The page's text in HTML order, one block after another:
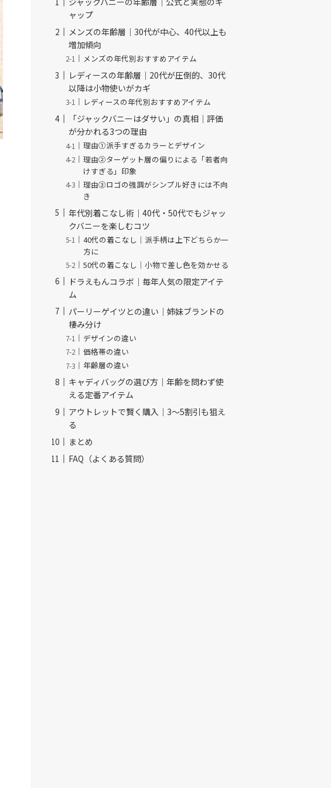
ャップ
メンズの年齢層｜30代が中心、40代以上も
増加傾向
メンズの年代別おすすめアイテム
レディースの年齢層｜20代が圧倒的、30代
以降は小物使いがカギ
レディースの年代別おすすめアイテム
「ジャックバニーはダサい」の真相｜評価
が分かれる3つの理由
理由①派手すぎるカラーとデザイン
理由②ターゲット層の偏りによる「若者向
けすぎる」印象
理由③ロゴの強調がシンプル好きには不向
き
年代別着こなし術｜40代・50代でもジャッ
クバニーを楽しむコツ
40代の着こなし｜派手柄は上下どちらか一
方に
50代の着こなし｜小物で差し色を効かせる
ドラえもんコラボ｜毎年人気の限定アイテ
ム
パーリーゲイツとの違い｜姉妹ブランドの
棲み分け
デザインの違い
価格帯の違い
年齢層の違い
キャディバッグの選び方｜年齢を問わず使
える定番アイテム
アウトレットで賢く購入｜3〜5割引も狙え
る
まとめ
FAQ（よくある質問）